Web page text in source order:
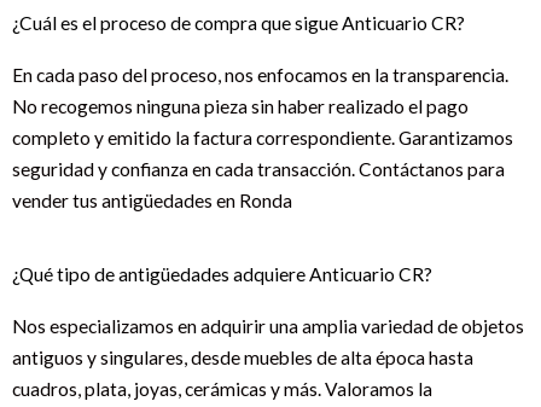
¿Cuál es el proceso de compra que sigue Anticuario CR?
En cada paso del proceso, nos enfocamos en la transparencia.
No recogemos ninguna pieza sin haber realizado el pago
completo y emitido la factura correspondiente. Garantizamos
seguridad y confianza en cada transacción. Contáctanos para
vender tus antigüedades en Ronda
¿Qué tipo de antigüedades adquiere Anticuario CR?
Nos especializamos en adquirir una amplia variedad de objetos
antiguos y singulares, desde muebles de alta época hasta
cuadros, plata, joyas, cerámicas y más. Valoramos la